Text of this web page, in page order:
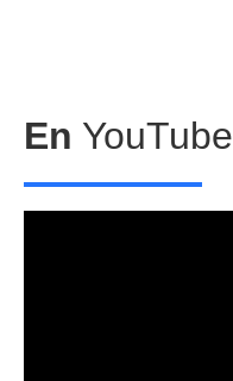
En YouTube